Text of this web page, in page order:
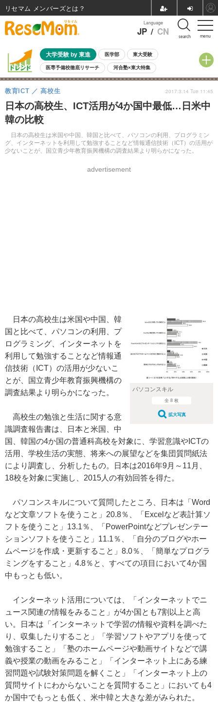
menu
Language
JP / CN search
大学受験 by 東進 医学部 東大受験
医専予備校徹底リサーチ 河合塾×東大特集
親子で考える大学選び 高校受験 中学受験 小学校受験
共通テスト 夏休み
8月開催イベント・WS 全国公立高校 過去問 人気記事
自由研究教材（小学生向け）
日本の高校生、ICT活用が4か国中最低…日米中
韓の比較
日本の高校生は米国や中国、韓国と比べて、パソコンの利用、プログラミン
グ、インターネットを利用して勉強することなど情報通信技術（ICT）の活用が
少ないことが、国立青少年教育振興機構の調査結果より明らかになった。
教育ICT 高校生
advertisement
2017.3.14 Tue 11:45
パソコンスキル
全 8 枚
拡大写真
日本の高校生は米国や中国、韓
国と比べて、パソコンの利用、プ
ログラミング、インターネットを
利用して勉強することなど情報通
信技術（ICT）の活用が少ないこ
とが、国立青少年教育振興機構の
調査結果より明らかになった。
高校生の勉強と生活に関する意
識調査報告書は、日本と米国、中
国、韓国の4か国の普通科高校を対象に、学習意識やICTの
活用、学校生活の実態、将来への展望などを集団質問紙法
により調査し、分析したもの。日本は2016年9月～11月、
18校を対象に実施し、2015人の有効回答を得た。
パソコンスキルについて質問したところ、日本は「Word
など文章ソフトを使うこと」20.8％、「Excelなど表計算ソ
フトを使うこと」13.1％、「PowerPointなどプレゼンテー
ションソフトを使うこと」11.1％、「自分のブログやホー
ムページを作成・更新すること」8.0％、「簡単なプログラ
ミングをすること」4.8％と、すべての項目において4か国
中もっとも低い。
インターネット活用については、「インターネットでニ
ュース関連の情報をみること」が4か国とも7割以上と高
い。日本は「インターネットで学習の情報や資料を調べた
り、収集したりすること」「学習ソフトやアプリを使って
勉強すること」「塾のホームページや動画サイトなどで講
義や授業の動画をみること」「インターネット上にある練
習問題や試験対策問題を解くこと」「インターネット上の
質問サイトにわからないことを質問すること」においても4
か国中でもっとも低く、米中韓と大きな差がみられた。
リセマム メンバーズ